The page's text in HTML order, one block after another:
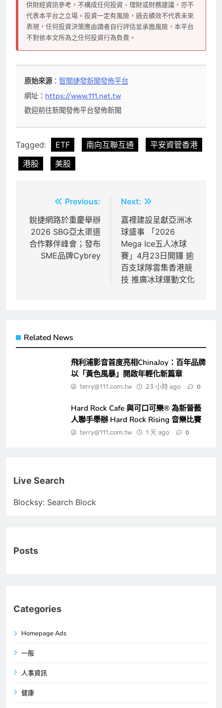
供財經資訊參考，不構成任何投資、理財或財務建議，亦不
代表本平台之立場。投資一定有風險，過去績效不代表未來
表現，任何投資決策應由讀者自行評估並承擔風險，本平台
不對依本文所為之任何投資行為負責。
原始來源：智聞捷發新聞發佈平台
網址： https://www.111.net.tw
歡迎前往新聞發佈平台發佈新聞
Tagged: ETF 南向互聯互通
平安資管香港
港股
美股
章
導
Previous:
銳捷網路於重慶舉辦
2026 SBG亞太渠道
合作夥伴峰會；發布
SME品牌Cybrey
Next:
嘉裡建設呈獻亞洲冰
球盛事 「2026
Mega Ice五人冰球
賽」4月23日開鑼 逾
百支球隊雲集香港競
技 推廣冰球運動文化
Related News
飛利浦影音首度亮相ChinaJoy：百年品牌
以「黃色風暴」開啟年輕化新篇章
terry@111.com.tw 23 小時 ago 0
Hard Rock Cafe 與可口可樂® 為新晉藝
人聯手舉辦 Hard Rock Rising 音樂比賽
terry@111.com.tw 1 天 ago 0
Live Search
Blocksy: Search Block
Posts
Categories
Homepage Ads
一般
人事資訊
健康